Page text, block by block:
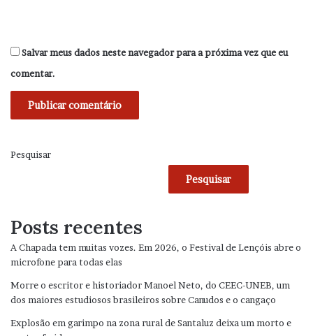
Salvar meus dados neste navegador para a próxima vez que eu
comentar.
Pesquisar
Pesquisar
Posts recentes
A Chapada tem muitas vozes. Em 2026, o Festival de Lençóis abre o
microfone para todas elas
Morre o escritor e historiador Manoel Neto, do CEEC-UNEB, um
dos maiores estudiosos brasileiros sobre Canudos e o cangaço
Explosão em garimpo na zona rural de Santaluz deixa um morto e